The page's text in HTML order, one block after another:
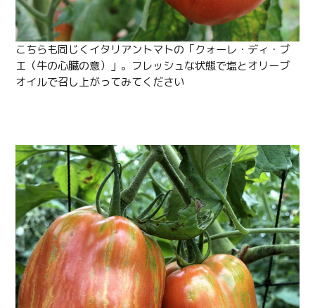
こちらも同じくイタリアントマトの「クォーレ・ディ・ブ
エ（牛の心臓の意）」。フレッシュな状態で塩とオリーブ
オイルで召し上がってみてください
Line
Copy URL